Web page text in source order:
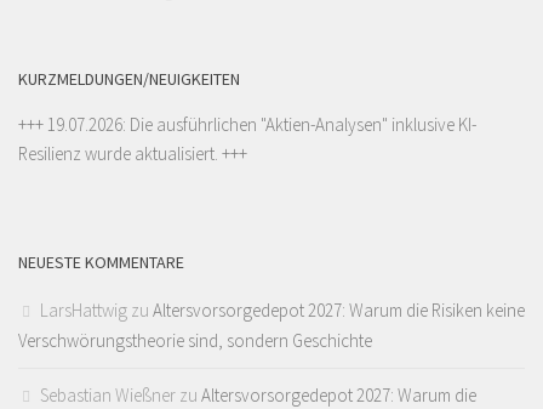
KURZMELDUNGEN/NEUIGKEITEN
+++ 19.07.2026: Die ausführlichen "Aktien-Analysen" inklusive KI-
Resilienz wurde aktualisiert. +++
NEUESTE KOMMENTARE
LarsHattwig zu Altersvorsorgedepot 2027: Warum die Risiken keine
Verschwörungstheorie sind, sondern Geschichte
Sebastian Wießner zu Altersvorsorgedepot 2027: Warum die